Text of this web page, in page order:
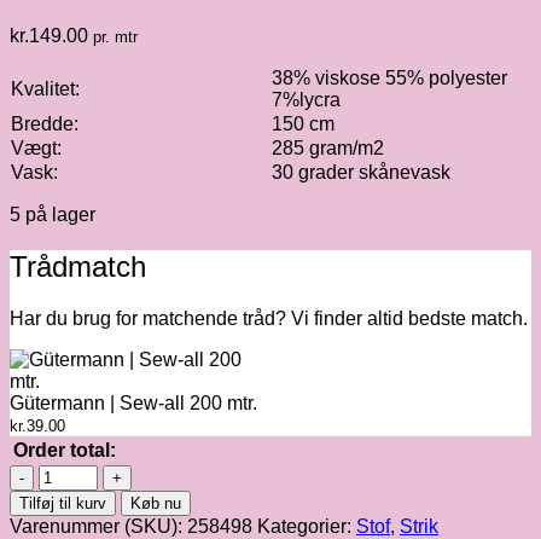
kr.149.00 pr. mtr
Kvalitet:
38% viskose 55% polyester
7%lycra
Bredde:
150 cm
Vægt:
285 gram/m2
Vask:
30 grader skånevask
5 på lager
Trådmatch
Har du brug for matchende tråd? Vi finder altid bedste match.
Gütermann | Sew-all 200 mtr.
kr.39.00
Order total:
Viskosestrik
med
leopardmønster
Tilføj til kurv Køb nu
Varenummer (SKU): 258498 Kategorier: Stof, Strik